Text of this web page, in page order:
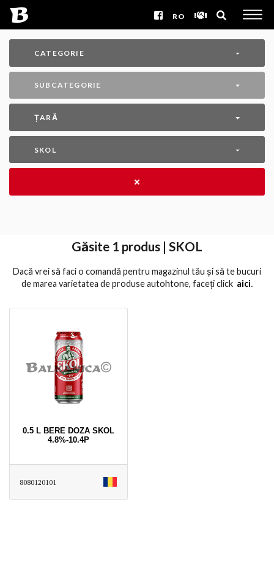
RO
CATEGORIE
SUBCATEGORIE
ȚARĂ
SKOL
Găsite 1 produs | SKOL
Dacă vrei să faci o comandă pentru magazinul tău și să te bucuri
de marea varietatea de produse autohtone, faceți click aici․
0.5 L BERE DOZA SKOL
4.8%-10.4P
8080120101